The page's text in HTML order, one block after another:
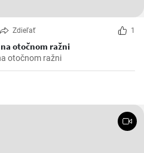
Zdieľať 1
na otočnom ražni
otočnom ražni